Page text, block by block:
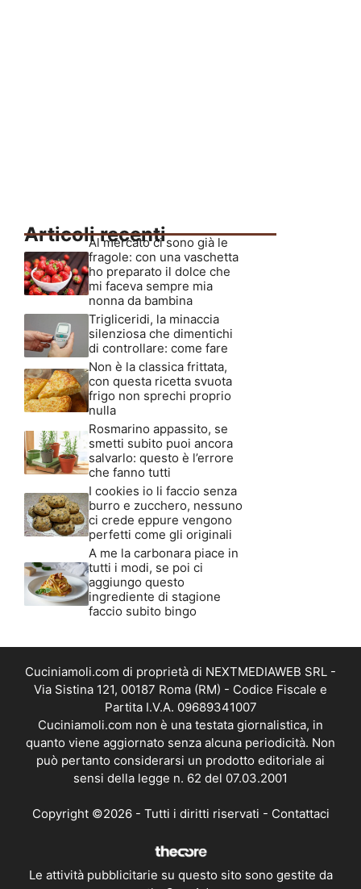
Articoli recenti
Al mercato ci sono già le
fragole: con una vaschetta
ho preparato il dolce che
mi faceva sempre mia
nonna da bambina
Trigliceridi, la minaccia
silenziosa che dimentichi
di controllare: come fare
Non è la classica frittata,
con questa ricetta svuota
frigo non sprechi proprio
nulla
Rosmarino appassito, se
smetti subito puoi ancora
salvarlo: questo è l’errore
che fanno tutti
I cookies io li faccio senza
burro e zucchero, nessuno
ci crede eppure vengono
perfetti come gli originali
A me la carbonara piace in
tutti i modi, se poi ci
aggiungo questo
ingrediente di stagione
faccio subito bingo
Cuciniamoli.com di proprietà di NEXTMEDIAWEB SRL -
Via Sistina 121, 00187 Roma (RM) - Codice Fiscale e
Partita I.V.A. 09689341007
Cuciniamoli.com non è una testata giornalistica, in
quanto viene aggiornato senza alcuna periodicità. Non
può pertanto considerarsi un prodotto editoriale ai
sensi della legge n. 62 del 07.03.2001
Copyright ©2026 - Tutti i diritti riservati - Contattaci
Le attività pubblicitarie su questo sito sono gestite da